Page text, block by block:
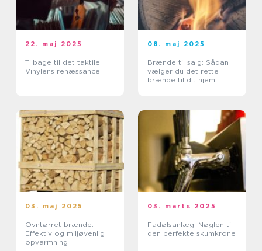
22. maj 2025
Tilbage til det taktile:
Vinylens renæssance
08. maj 2025
Brænde til salg: Sådan
vælger du det rette
brænde til dit hjem
03. maj 2025
Ovntørret brænde:
Effektiv og miljøvenlig
opvarmning
03. marts 2025
Fadølsanlæg: Nøglen til
den perfekte skumkrone